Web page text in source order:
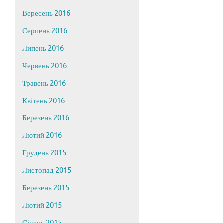
Вересень 2016
Серпень 2016
Липень 2016
Червень 2016
Травень 2016
Квітень 2016
Березень 2016
Лютий 2016
Грудень 2015
Листопад 2015
Березень 2015
Лютий 2015